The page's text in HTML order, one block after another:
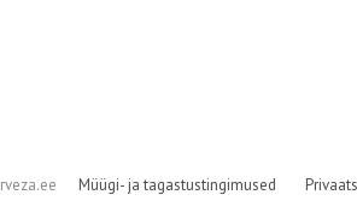
Müügi- ja tagastustingimused